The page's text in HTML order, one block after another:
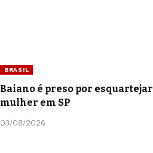
BRASIL
Baiano é preso por esquartejar
mulher em SP
03/08/2026